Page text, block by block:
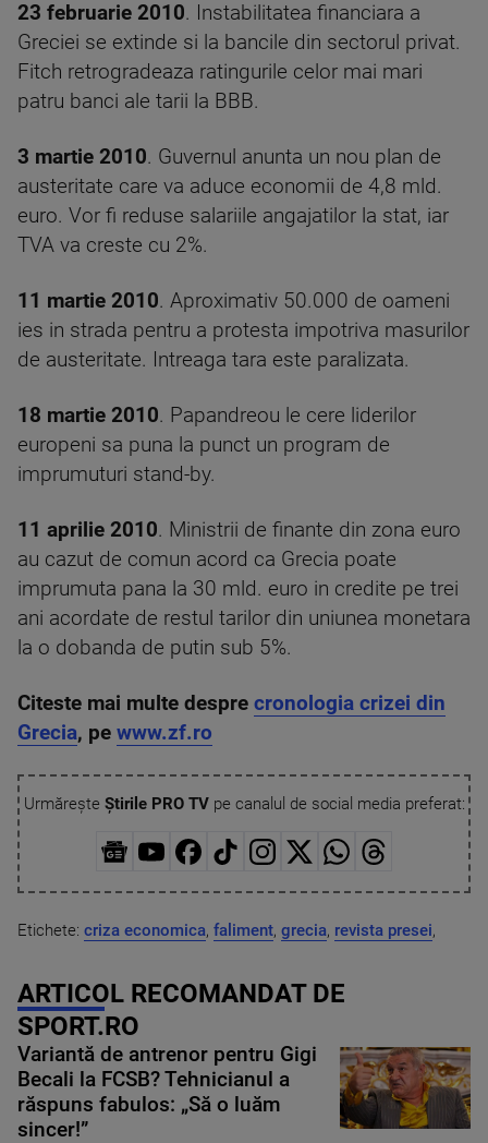
23 februarie 2010. Instabilitatea financiara a
Greciei se extinde si la bancile din sectorul privat.
Fitch retrogradeaza ratingurile celor mai mari
patru banci ale tarii la BBB.
3 martie 2010. Guvernul anunta un nou plan de
austeritate care va aduce economii de 4,8 mld.
euro. Vor fi reduse salariile angajatilor la stat, iar
TVA va creste cu 2%.
11 martie 2010. Aproximativ 50.000 de oameni
ies in strada pentru a protesta impotriva masurilor
de austeritate. Intreaga tara este paralizata.
18 martie 2010. Papandreou le cere liderilor
europeni sa puna la punct un program de
imprumuturi stand-by.
11 aprilie 2010. Ministrii de finante din zona euro
au cazut de comun acord ca Grecia poate
imprumuta pana la 30 mld. euro in credite pe trei
ani acordate de restul tarilor din uniunea monetara
la o dobanda de putin sub 5%.
Citeste mai multe despre cronologia crizei din
Grecia, pe www.zf.ro
Urmărește Știrile PRO TVpe canalul de social media preferat:
Etichete: criza economica, faliment, grecia, revista presei,
ARTICOL RECOMANDAT DE
SPORT.RO
Variantă de antrenor pentru Gigi
Becali la FCSB? Tehnicianul a
răspuns fabulos: „Să o luăm
sincer!”